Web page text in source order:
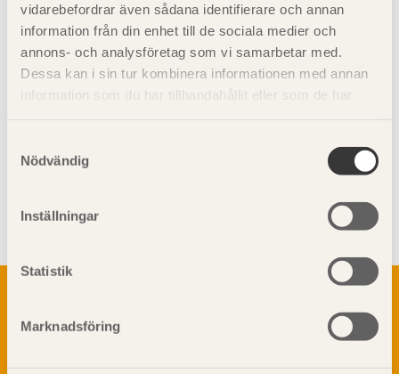
vidarebefordrar även sådana identifierare och annan
information från din enhet till de sociala medier och
annons- och analysföretag som vi samarbetar med.
Dessa kan i sin tur kombinera informationen med annan
information som du har tillhandahållit eller som de har
Nödvändig
Inställningar
Statistik
Marknadsföring
Brand
Materialet trä
TräGuiden är den digitala handboken för trä och